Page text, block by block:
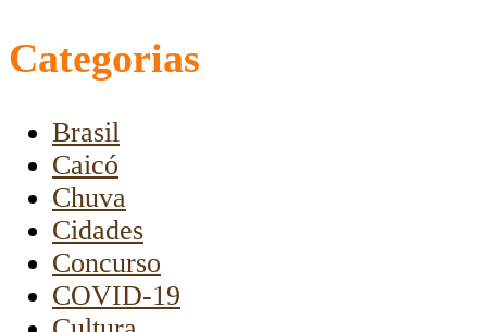
Categorias
Brasil
Caicó
Chuva
Cidades
Concurso
COVID-19